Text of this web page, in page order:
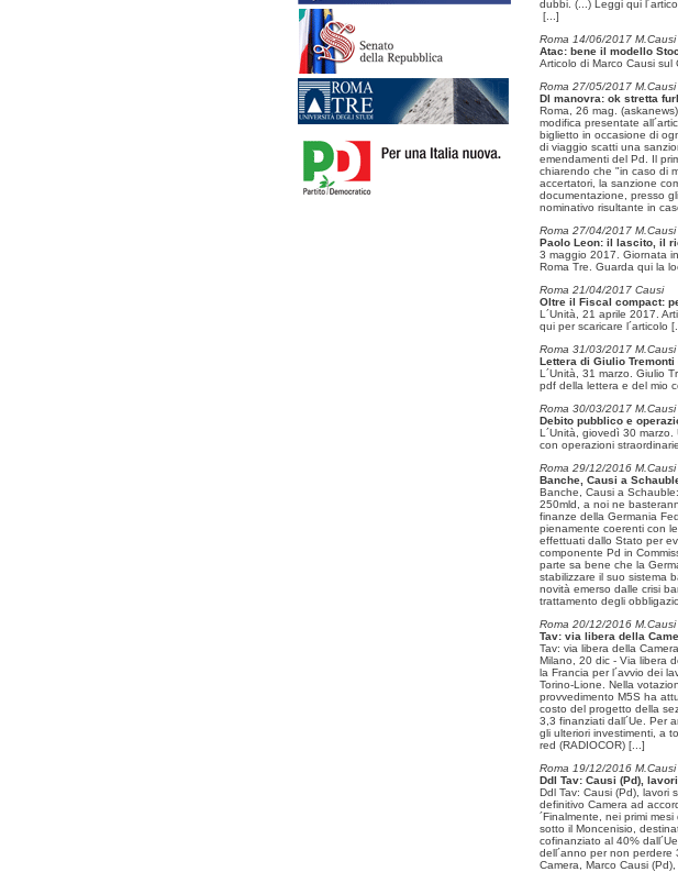
dubbi. (...) Leggi qui
[...]
Roma 14/06/2017 M.Causi
Atac: bene il modello
Articolo di Marco Causi
Roma 27/05/2017 M.Causi
Dl manovra: ok stretta
Roma, 26 mag.
modifica presentate
biglietto in occasione di
di viaggio scatti una
emendamenti del Pd. Il
chiarendo che "in caso di
accertatori, la sanzione
documentazione, presso
nominativo risultante in
Roma 27/04/2017 M.Causi
Paolo Leon: il lascito, il
3 maggio 2017. Giornata
Roma Tre. Guarda qui la
Roma 21/04/2017 Causi
Oltre il Fiscal compact:
L´Unità, 21 aprile 2017.
qui per scaricare l´articolo
Roma 31/03/2017 M.Causi
Lettera di Giulio Tremonti
L´Unità, 31 marzo. Giulio
pdf della lettera e del mio
Roma 30/03/2017 M.Causi
Debito pubblico e
L´Unità, giovedì 30
con operazioni
Roma 29/12/2016 M.Causi
Banche, Causi a
Banche, Causi a
250mld, a noi ne
finanze della Germania
pienamente coerenti con
effettuati dallo Stato per
componente Pd in
parte sa bene che la
stabilizzare il suo sistema
novità emerso dalle crisi
trattamento degli
Roma 20/12/2016 M.Causi
Tav: via libera della
Tav: via libera della
Milano, 20 dic - Via libera
la Francia per l´avvio dei
Torino-Lione. Nella
provvedimento M5S ha
costo del progetto della
3,3 finanziati dall´Ue. Per
gli ulteriori investimenti, a
red (RADIOCOR) [...]
Roma 19/12/2016 M.Causi
Ddl Tav: Causi (Pd),
Ddl Tav: Causi (Pd), lavori
definitivo Camera ad
´Finalmente, nei primi
sotto il Moncenisio,
cofinanziato al 40%
dell´anno per non perdere
Camera, Marco Causi